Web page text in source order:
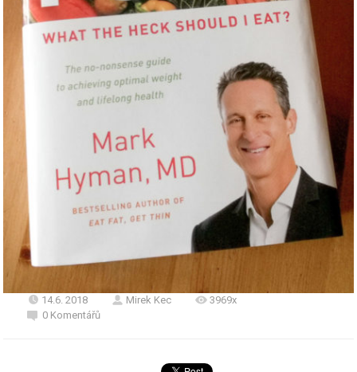
14.6. 2018 Mirek Kec
3969x
0 Komentářů